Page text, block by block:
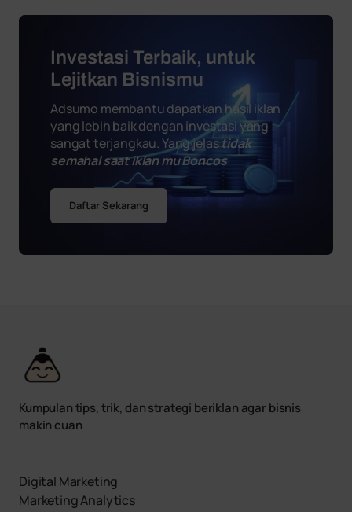
Investasi Terbaik, untuk
Lejitkan Bisnismu
Adsumo membantu dapatkan hasil iklan
yang lebih baik dengan investasi yang
sangat terjangkau. Yang jelastidak
semahal saat iklan mu Boncos
Daftar Sekarang
Kumpulan tips, trik, dan strategi beriklan agar bisnis
makin cuan
Digital Marketing
Marketing Analytics